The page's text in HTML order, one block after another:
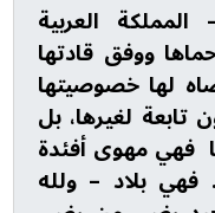
العربية
ووفق قادتها
لها خصوصيتها
تابعة لغيرها، بل
فهي مهوى أفئدة
بلاد – ولله